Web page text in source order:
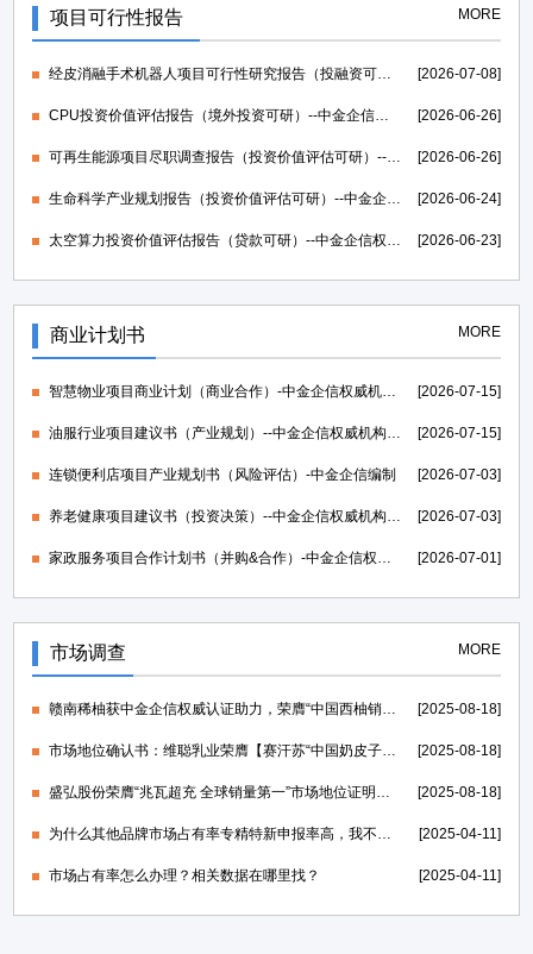
项目可行性报告 MORE
经皮消融手术机器人项目可行性研究报告（投融资可研）--中金企信权威机构编制 [2026-07-08]
CPU投资价值评估报告（境外投资可研）--中金企信权威机构编制 [2026-06-26]
可再生能源项目尽职调查报告（投资价值评估可研）--中金企信权威机构编制 [2026-06-26]
生命科学产业规划报告（投资价值评估可研）--中金企信权威机构编制 [2026-06-24]
太空算力投资价值评估报告（贷款可研）--中金企信权威机构编制 [2026-06-23]
商业计划书 MORE
智慧物业项目商业计划（商业合作）-中金企信权威机构编制 [2026-07-15]
油服行业项目建议书（产业规划）--中金企信权威机构编制 [2026-07-15]
连锁便利店项目产业规划书（风险评估）-中金企信编制 [2026-07-03]
养老健康项目建议书（投资决策）--中金企信权威机构编制 [2026-07-03]
家政服务项目合作计划书（并购&合作）-中金企信权威机构编制 [2026-07-01]
市场调查 MORE
赣南稀柚获中金企信权威认证助力，荣膺“中国西柚销量第一”证明 [2025-08-18]
市场地位确认书：维聪乳业荣膺【赛汗苏“中国奶皮子老酸奶开创者”】 [2025-08-18]
盛弘股份荣膺“兆瓦超充 全球销量第一”市场地位证明，打造世界一流的电力能源科技创新IP [2025-08-18]
为什么其他品牌市场占有率专精特新申报率高，我不行？ [2025-04-11]
市场占有率怎么办理？相关数据在哪里找？ [2025-04-11]